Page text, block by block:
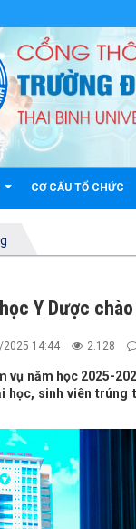
CƠ CẤU TỔ CHỨC
Y Dược
14:44 2.128
vụ năm học 2025-
học, sinh viên